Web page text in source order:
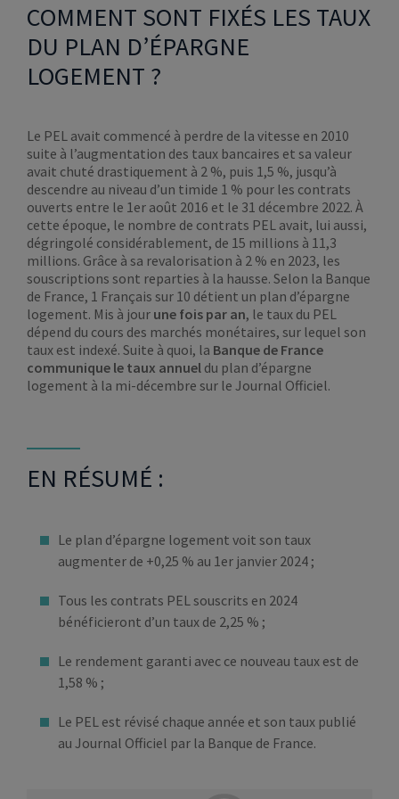
COMMENT SONT FIXÉS LES TAUX
DU PLAN D’ÉPARGNE
LOGEMENT ?
Le PEL avait commencé à perdre de la vitesse en 2010
suite à l’augmentation des taux bancaires et sa valeur
avait chuté drastiquement à 2 %, puis 1,5 %, jusqu’à
descendre au niveau d’un timide 1 % pour les contrats
ouverts entre le 1er août 2016 et le 31 décembre 2022. À
cette époque, le nombre de contrats PEL avait, lui aussi,
dégringolé considérablement, de 15 millions à 11,3
millions. Grâce à sa revalorisation à 2 % en 2023, les
souscriptions sont reparties à la hausse. Selon la Banque
de France, 1 Français sur 10 détient un plan d’épargne
logement. Mis à jour une fois par an, le taux du PEL
dépend du cours des marchés monétaires, sur lequel son
taux est indexé. Suite à quoi, la Banque de France
communique le taux annuel du plan d’épargne
logement à la mi-décembre sur le Journal Officiel.
EN RÉSUMÉ :
Le plan d’épargne logement voit son taux
augmenter de +0,25 % au 1er janvier 2024 ;
Tous les contrats PEL souscrits en 2024
bénéficieront d’un taux de 2,25 % ;
Le rendement garanti avec ce nouveau taux est de
1,58 % ;
Le PEL est révisé chaque année et son taux publié
au Journal Officiel par la Banque de France.